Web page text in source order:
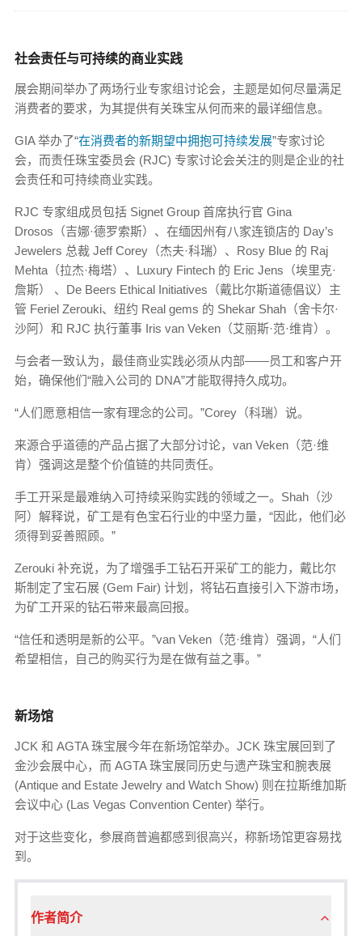
社会责任与可持续的商业实践
展会期间举办了两场行业专家组讨论会，主题是如何尽量满足
消费者的要求，为其提供有关珠宝从何而来的最详细信息。
GIA 举办了“在消费者的新期望中拥抱可持续发展”专家讨论
会，而责任珠宝委员会 (RJC) 专家讨论会关注的则是企业的社
会责任和可持续商业实践。
RJC 专家组成员包括 Signet Group 首席执行官 Gina
Drosos（吉娜·德罗索斯）、在缅因州有八家连锁店的 Day’s
Jewelers 总裁 Jeff Corey（杰夫·科瑞）、Rosy Blue 的 Raj
Mehta（拉杰·梅塔）、Luxury Fintech 的 Eric Jens（埃里克·
詹斯） 、De Beers Ethical Initiatives（戴比尔斯道德倡议）主
管 Feriel Zerouki、纽约 Real gems 的 Shekar Shah（舍卡尔·
沙阿）和 RJC 执行董事 Iris van Veken（艾丽斯·范·维肯）。
与会者一致认为，最佳商业实践必须从内部——员工和客户开
始，确保他们“融入公司的 DNA”才能取得持久成功。
“人们愿意相信一家有理念的公司。”Corey（科瑞）说。
来源合乎道德的产品占据了大部分讨论，van Veken（范·维
肯）强调这是整个价值链的共同责任。
手工开采是最难纳入可持续采购实践的领域之一。Shah（沙
阿）解释说，矿工是有色宝石行业的中坚力量，“因此，他们必
须得到妥善照顾。”
Zerouki 补充说，为了增强手工钻石开采矿工的能力，戴比尔
斯制定了宝石展 (Gem Fair) 计划，将钻石直接引入下游市场，
为矿工开采的钻石带来最高回报。
“信任和透明是新的公平。”van Veken（范·维肯）强调，“人们
希望相信，自己的购买行为是在做有益之事。”
新场馆
JCK 和 AGTA 珠宝展今年在新场馆举办。JCK 珠宝展回到了
金沙会展中心，而 AGTA 珠宝展同历史与遗产珠宝和腕表展
(Antique and Estate Jewelry and Watch Show) 则在拉斯维加斯
会议中心 (Las Vegas Convention Center) 举行。
对于这些变化，参展商普遍都感到很高兴，称新场馆更容易找
到。
作者简介